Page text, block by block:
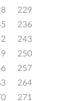
229
236
243
250
257
264
271